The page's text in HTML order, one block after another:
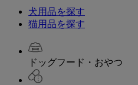
犬用品を探す
猫用品を探す
ドッグフード・おやつ